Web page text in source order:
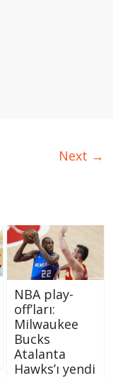
Next →
NBA play-
off’ları:
Milwaukee
Bucks
Atalanta
Hawks’ı yendi